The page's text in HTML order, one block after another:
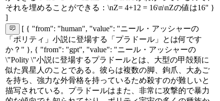
それを埋めることができる：\nZ= 4+12 = 16\n\nZの値は16" }
]
[ { "from": "human", "value": "ニール・アッシャーの
「ポリティ」小説に登場する「プラドール」とは何です
か？" }, { "from": "gpt", "value": "ニール・アッシャーの
\"Polity \"小説に登場するプラドールとは、大型の甲殻類に
似た異星人のことである。彼らは複数の脚、鉤爪、大あご
を持ち、強力な外骨格を持っているため殺すのが難しいと
描写されている。プラドールはまた、非常に攻撃的で暴力